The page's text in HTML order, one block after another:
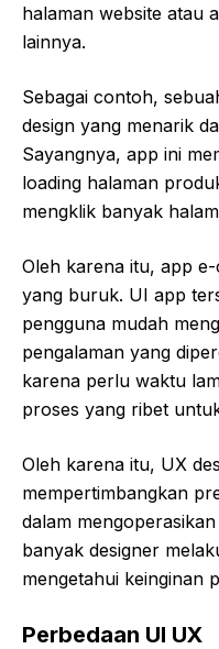
halaman website atau
lainnya.
Sebagai contoh,
design yang menarik
Sayangnya, app ini
loading halaman
mengklik banyak
Oleh karena itu, app
yang buruk. UI app
pengguna mudah
pengalaman yang
karena perlu waktu
proses yang ribet
Oleh karena itu, UX
mempertimbangkan
dalam
banyak designer
mengetahui keinginan
Perbedaan UI UX